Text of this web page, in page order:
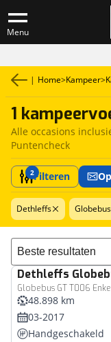
Menu
| Home>Kampeer>
1
Alle occasions
Puntencheck
2Filteren
Dethleffs
Sorteer resultaten
Dethleffs
Globebus GT T006
48.898 km
03-2017
Handgeschakeld